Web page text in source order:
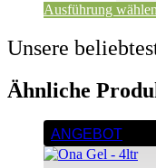
Ausführung wählen
Unsere
Ähnliche
ANGEBOT